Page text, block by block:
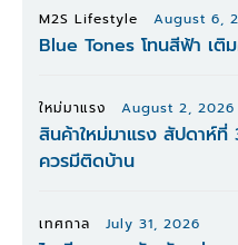
M2S Lifestyle August 6,
Blue Tones โทนสีฟ้า เติ
ใหม่มาแรง August 2, 2026
สินค้าใหม่มาแรง สัปดาห์ที่
ควรมีติดบ้าน
เทศกาล July 31, 2026